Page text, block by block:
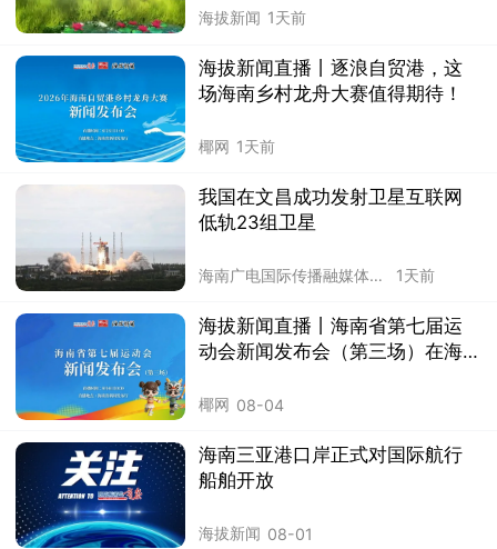
海拔新闻 1天前
海拔新闻直播丨逐浪自贸港，这
场海南乡村龙舟大赛值得期待！
椰网 1天前
我国在文昌成功发射卫星互联网
低轨23组卫星
海南广电国际传播融媒体中心 1天前
海拔新闻直播丨海南省第七届运
动会新闻发布会（第三场）在海
椰网 08-04
海南三亚港口岸正式对国际航行
船舶开放
海拔新闻 08-01